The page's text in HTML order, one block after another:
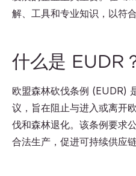
解、工具和专业知识，以符
什么是 EUDR
欧盟森林砍伐条例 (EUDR)
议，旨在阻止与进入或离开
伐和森林退化。该条例要求
合法生产，促进可持续供应链